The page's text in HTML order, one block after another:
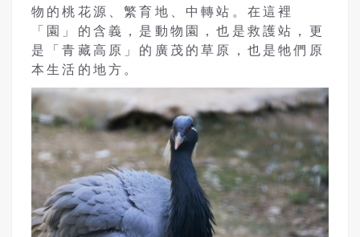
物的桃花源、繁育地、中轉站。在這裡
「園」的含義，是動物園，也是救護站，更
是「青藏高原」的廣茂的草原，也是牠們原
本生活的地方。